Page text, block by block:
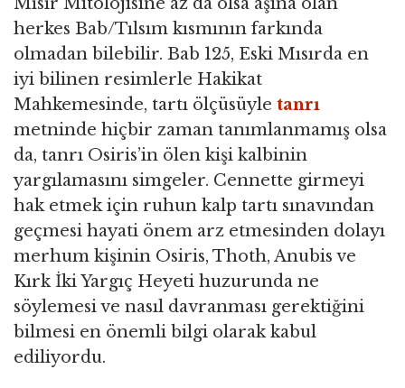
herkes Bab/Tılsım kısmının farkında
olmadan bilebilir. Bab 125, Eski Mısırda en
iyi bilinen resimlerle Hakikat
Mahkemesinde, tartı ölçüsüyle tanrı
metninde hiçbir zaman tanımlanmamış olsa
da, tanrı Osiris’in ölen kişi kalbinin
yargılamasını simgeler. Cennette girmeyi
hak etmek için ruhun kalp tartı sınavından
geçmesi hayati önem arz etmesinden dolayı
merhum kişinin Osiris, Thoth, Anubis ve
Kırk İki Yargıç Heyeti huzurunda ne
söylemesi ve nasıl davranması gerektiğini
bilmesi en önemli bilgi olarak kabul
ediliyordu.